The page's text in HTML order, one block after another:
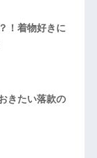
！着物好きに
きたい落款の